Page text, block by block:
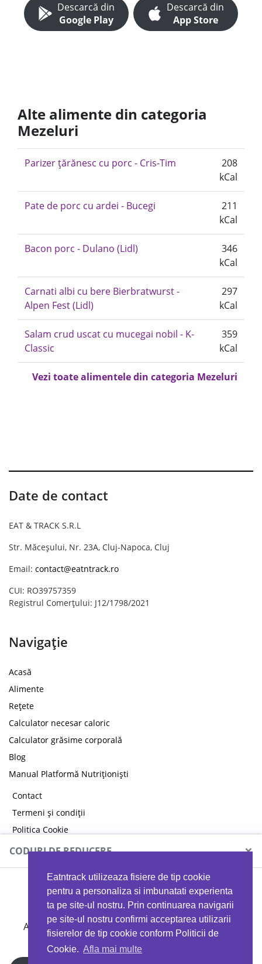
Eatntrack utilizeaza fisiere de tip cookie
pentru a personaliza si imbunatati experienta
ta pe site-ul nostru. Prin continuarea navigarii
pe site-ul nostru confirmi acceptarea utilizarii
fisierelor de tip cookie conform Politicii de
Cookie. Afla mai multe
Descarcă din
Google Play
Descarcă din
App Store
Alte alimente din categoria
Mezeluri
Parizer țărănesc cu porc - Cris-Tim
208
kCal
Pate de porc cu ardei - Bucegi
211
kCal
Bacon porc - Dulano (Lidl)
346
kCal
Carnati albi cu bere Bierbratwurst -
Alpen Fest (Lidl)
297
kCal
Salam crud uscat cu mucegai nobil - K-
Classic
359
kCal
Vezi toate alimentele din categoria Mezeluri
Date de contact
EAT & TRACK S.R.L
Str. Măceșului, Nr. 23A, Cluj-Napoca, Cluj
Email: contact@eatntrack.ro
CUI: RO39757359
Registrul Comerțului: J12/1798/2021
Navigație
Acasă
Alimente
Rețete
Calculator necesar caloric
Calculator grăsime corporală
Blog
Manual Platformă Nutriționiști
Contact
Termeni și condiții
Politica Cookie
Politica de confidențialitate
CODURI DE REDUCERE ×
MYPROTEIN
Ai 40%reducere la orice comandă folosind codul
EATTRACK